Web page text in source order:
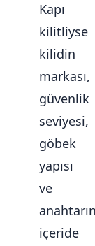
Kapı
kilitliyse
kilidin
markası,
güvenlik
seviyesi,
göbek
yapısı
ve
içeride